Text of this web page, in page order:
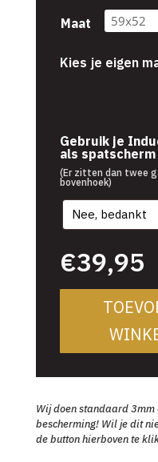
Maat
Kies je eigen
€39,95
Gebruik je
als spatscherm
(Er zitten dan twee
bovenhoek)
€39,95
Wij doen standaard
bescherming! Wil je dit
de button hierboven te